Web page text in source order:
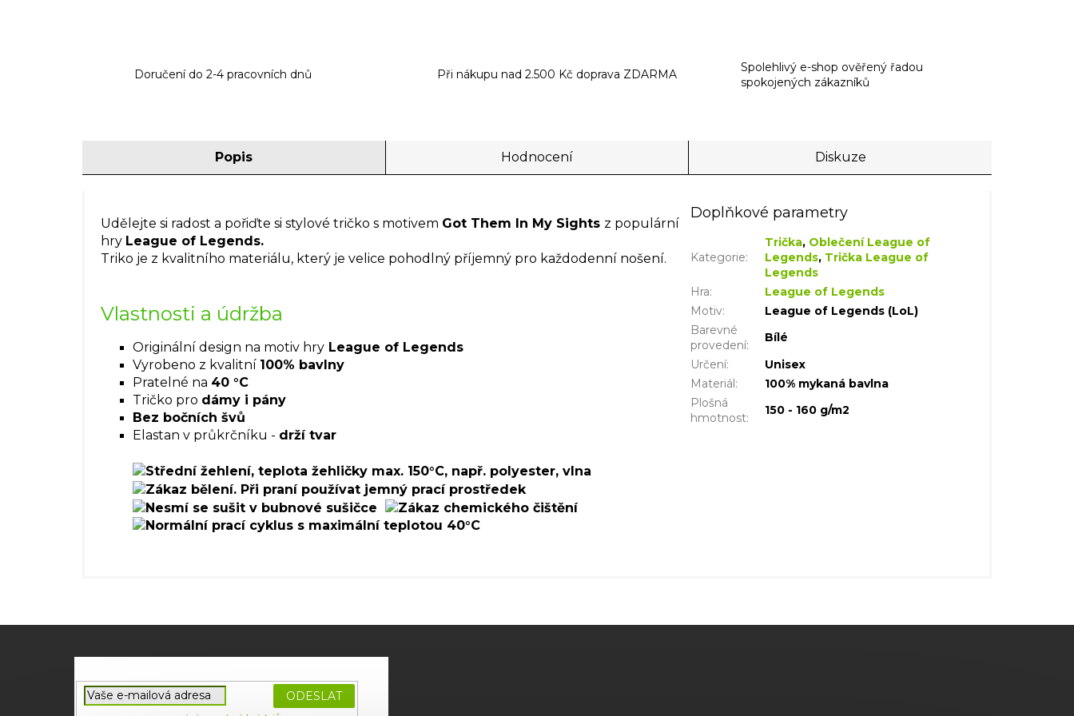
Doručení do 2-4 pracovních dnů Při nákupu nad 2.500 Kč doprava ZDARMA
Spolehlivý e-shop ověřený řadou
spokojených zákazníků
Popis Hodnocení Diskuze
Udělejte si radost a pořiďte si stylové tričko s motivem Got Them In My Sights z populární
hry League of Legends.
Triko je z kvalitního materiálu, který je velice pohodlný příjemný pro každodenní nošení.
Vlastnosti a údržba
Originální design na motiv hry League of Legends
Vyrobeno z kvalitní 100% bavlny
Pratelné na 40 °C
Tričko pro dámy i pány
Bez bočních švů
Elastan v průkrčníku - drží tvar
Doplňkové parametry
Kategorie:
Trička, Oblečení League of
Legends, Trička League of
Legends
Hra:
League of Legends
Motiv:
League of Legends (LoL)
Barevné
provedení:
Bílé
Určení:
Unisex
Materiál :
100% mykaná bavlna
Plošná
hmotnost:
150 - 160 g/m2
PŘIHLÁSIT